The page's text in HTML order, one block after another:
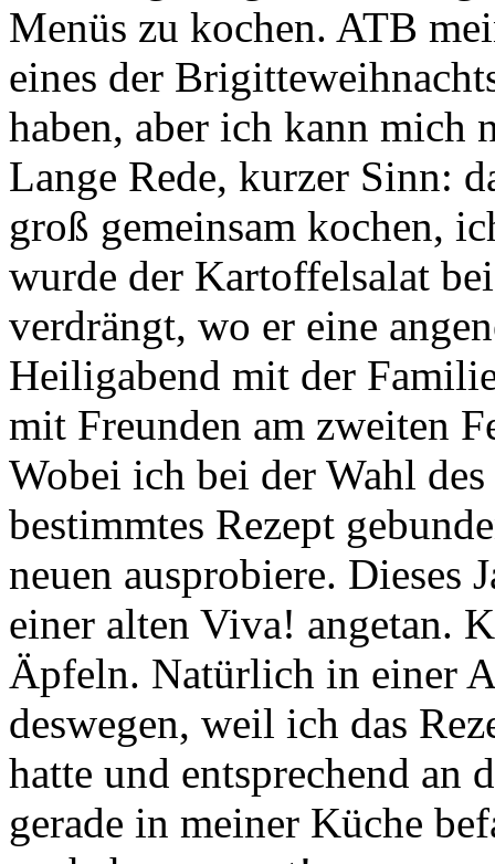
Menüs zu kochen. ATB
eines der
haben, aber ich kann mich
Lange Rede, kurzer Sinn:
groß gemeinsam kochen,
wurde der Kartoffelsalat
verdrängt, wo er eine
Heiligabend mit der
mit Freunden am zweiten
Wobei ich bei der Wahl
bestimmtes Rezept
neuen ausprobiere. Dieses
einer alten Viva! angetan.
Äpfeln. Natürlich in einer
deswegen, weil ich das
hatte und entsprechend an
gerade in meiner Küche